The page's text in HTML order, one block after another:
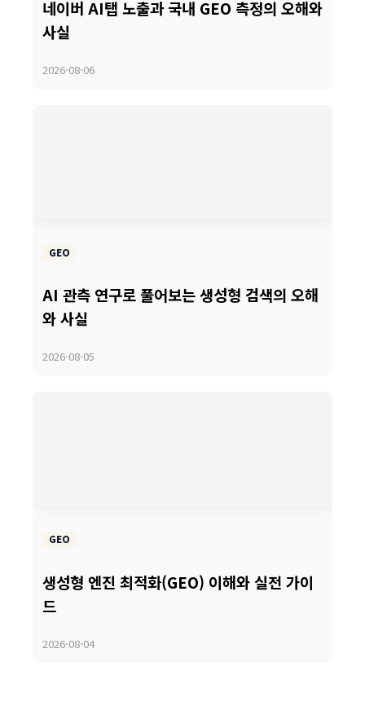
네이버 AI탭 노출과 국내 GEO 측정의 오해와
사실
2026-08-06
GEO
AI 관측 연구로 풀어보는 생성형 검색의 오해
와 사실
2026-08-05
GEO
생성형 엔진 최적화(GEO) 이해와 실전 가이
드
2026-08-04